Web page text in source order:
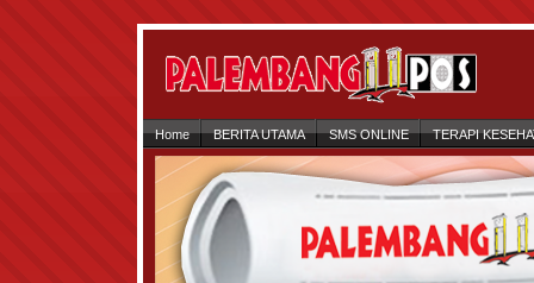
Home BERITA UTAMA SMS ONLINE TERAPI